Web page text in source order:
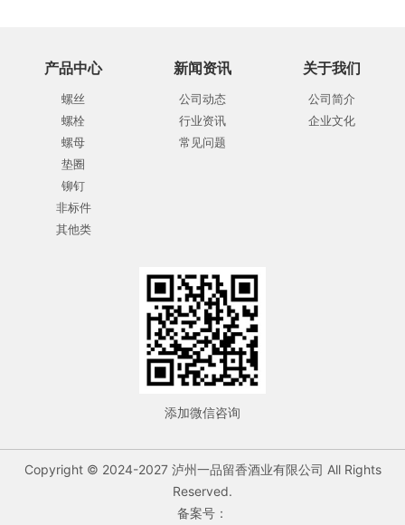
产品中心
螺丝
螺栓
螺母
垫圈
铆钉
非标件
其他类
新闻资讯
公司动态
行业资讯
常见问题
关于我们
公司简介
企业文化
添加微信咨询
Copyright © 2024-2027 泸州一品留香酒业有限公司 All Rights
Reserved.
备案号：